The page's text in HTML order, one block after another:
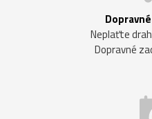
Neplaťte
Dopravné